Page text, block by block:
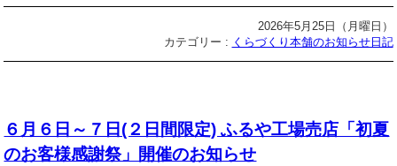
2026年5月25日（月曜日）
カテゴリー : くらづくり本舗のお知らせ日記
６月６日～７日(２日間限定) ふるや工場売店「初夏
のお客様感謝祭」開催のお知らせ